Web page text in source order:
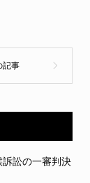
訴訟の一審判決